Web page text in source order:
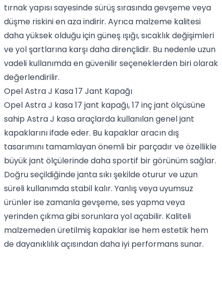
tırnak yapısı sayesinde sürüş sırasında gevşeme veya
düşme riskini en aza indirir. Ayrıca malzeme kalitesi
daha yüksek olduğu için güneş ışığı, sıcaklık değişimleri
ve yol şartlarına karşı daha dirençlidir. Bu nedenle uzun
vadeli kullanımda en güvenilir seçeneklerden biri olarak
değerlendirilir.
Opel Astra J Kasa 17 Jant Kapağı
Opel Astra J kasa 17 jant kapağı, 17 inç jant ölçüsüne
sahip Astra J kasa araçlarda kullanılan genel jant
kapaklarını ifade eder. Bu kapaklar aracın dış
tasarımını tamamlayan önemli bir parçadır ve özellikle
büyük jant ölçülerinde daha sportif bir görünüm sağlar.
Doğru seçildiğinde janta sıkı şekilde oturur ve uzun
süreli kullanımda stabil kalır. Yanlış veya uyumsuz
ürünler ise zamanla gevşeme, ses yapma veya
yerinden çıkma gibi sorunlara yol açabilir. Kaliteli
malzemeden üretilmiş kapaklar ise hem estetik hem
de dayanıklılık açısından daha iyi performans sunar.